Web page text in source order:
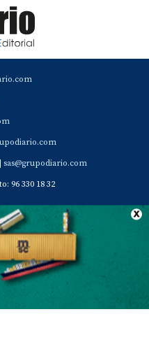
sas@grupodiario.com
96 330 18 32
Política de privacidad